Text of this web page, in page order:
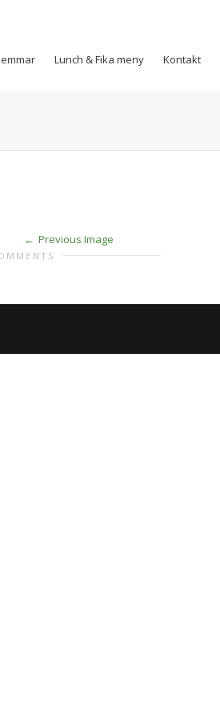
Lunch & Fika meny Kontakt
Previous Image